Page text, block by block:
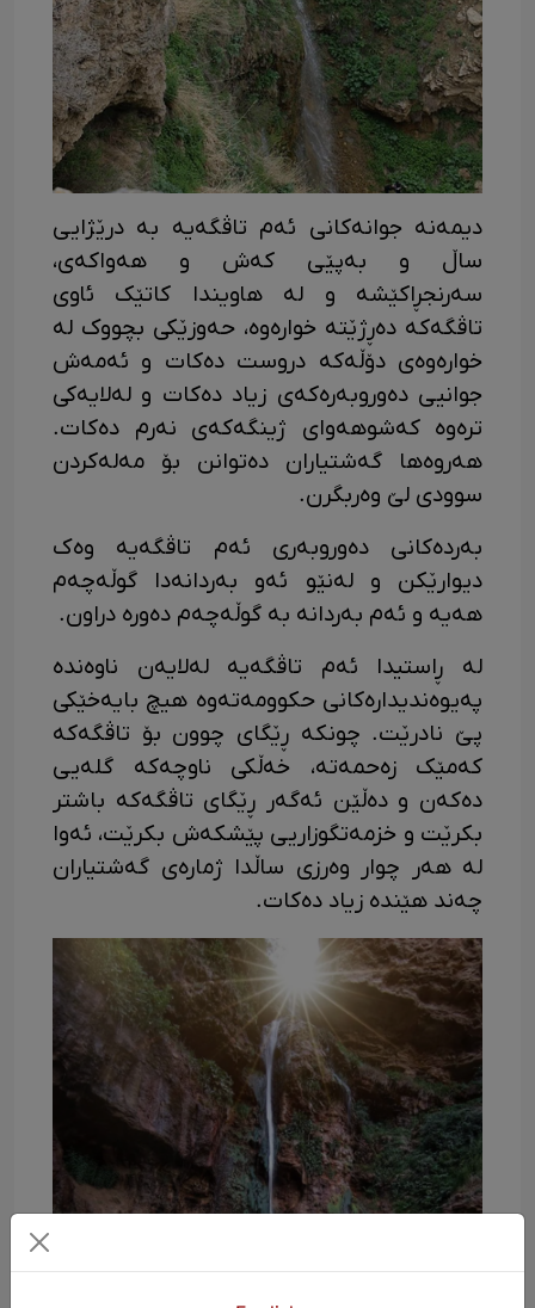
دیمەنە جوانەکانی ئەم تاڤگەیە بە درێژایی
ساڵ و بەپێی کەش و هەواکەی،
سەرنجڕاکێشە و لە هاویندا کاتێک ئاوی
تاڤگەکە دەڕژێتە خوارەوە، حەوزێکی بچووک لە
خوارەوەی دۆڵەکە دروست دەکات و ئەمەش
جوانیی دەوروبەرەکەی زیاد دەکات و لەلایەکی
ترەوە کەشوهەوای ژینگەکەی نەرم دەکات.
هەروەها گەشتیاران دەتوانن بۆ مەلەکردن
سوودی لێ وەربگرن.
بەردەکانی دەوروبەری ئەم تاڤگەیە وەک
دیوارێکن و لەنێو ئەو بەردانەدا گوڵەچەم
هەیە و ئەم بەردانە بە گوڵەچەم دەورە دراون.
لە ڕاستیدا ئەم تاڤگەیە لەلایەن ناوەندە
پەیوەندیدارەکانی حکوومەتەوە هیچ بایەخێکی
پێ نادرێت. چونکە ڕێگای چوون بۆ تاڤگەکە
کەمێک زەحمەتە، خەڵکی ناوچەکە گلەیی
دەکەن و دەڵێن ئەگەر ڕێگای تاڤگەکە باشتر
بکرێت و خزمەتگوزاریی پێشکەش بکرێت، ئەوا
لە هەر چوار وەرزی ساڵدا ژمارەی گەشتیاران
چەند هێندە زیاد دەکات.